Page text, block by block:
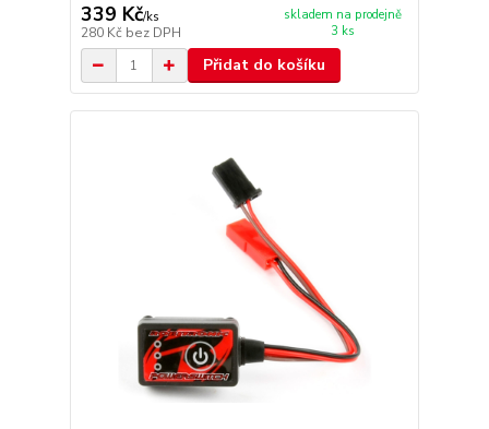
339 Kč/ks
280 Kč bez DPH
skladem na prodejně
3 ks
Přidat do košíku